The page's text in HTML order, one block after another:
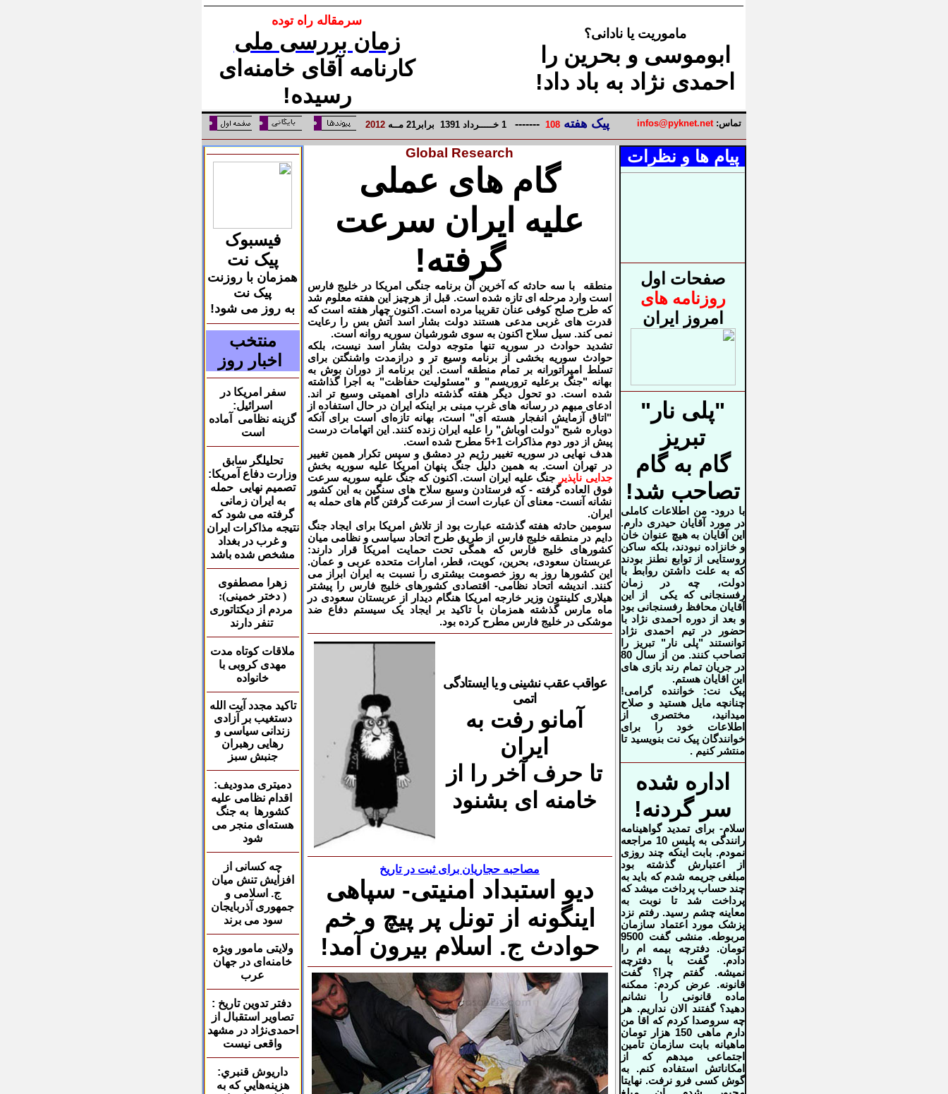
سرمقاله راه توده
زمان بررسی ملی
کارنامه آقای خامنه‌ای
رسیده!
ماموریت یا نادانی؟
ابوموسی و بحرین را
احمدی نژاد به باد داد!
پیک هفته 108
-------
1 خـــــرداد 1391 برابر21 مــه 2012 تماس:infos@pyknet.net
فیسبوک
پیک نت
همزمان با روزنت
پیک نت
به روز می شود!
منتخب
اخبار روز
سفر امریکا در
اسرائیل:
گزینه نظامی آماده
است
تحلیلگر سابق
وزارت دفاع آمریکا:
تصمیم نهایی حمله
به ایران زمانی
گرفته می شود که
نتیجه مذاکرات ایران
و غرب در بغداد
مشخص شده باشد
زهرا مصطفوی
( دختر خمینی):
مردم از دیکتاتوری
تنفر دارند
ملاقات کوتاه مدت
مهدی کروبی با
خانواده
تاکید مجدد آیت الله
دستغیب بر آزادی
زندانی سیاسی و
رهایی رهبران
جنبش سبز
دمیتری مدودیف:
اقدام نظامی علیه
کشورها به جنگ
هسته‌ای منجر می
شود
چه کسانی از
افزایش تنش‌ میان
ج. اسلامی و
جمهوری آذربایجان
سود می برند
ولایتی مامور ویژه
خامنه‌ای در جهان
عرب
دفتر تدوین تاریخ :
تصاویر استقبال از
احمدی‌نژاد در مشهد
واقعی نیست
داريوش قنبري:
هزينه‌هايي كه به
Global Research
گام های عملی
علیه ایران سرعت
گرفته!
منطقه با سه حادثه که آخرین آن برنامه جنگی امریکا در خلیج فارس
است وارد مرحله ای تازه شده است. قبل از هرچیز این هفته معلوم شد
که طرح صلح کوفی عنان تقریبا مرده است. اکنون چهار هفته است که
قدرت های غربی مدعی هستند دولت بشار اسد آتش بس را رعایت
نمی کند. سیل سلاح اکنون به سوی شورشیان سوریه روانه است.
تشدید حوادث در سوریه تنها متوجه دولت بشار اسد نیست، بلکه
حوادث سوریه بخشی از برنامه وسیع تر و درازمدت واشنگتن برای
تسلط امپراتورانه بر تمام منطقه است. این برنامه از دوران بوش به
بهانه "جنگ برعلیه تروریسم" و "مسئولیت حفاظت" به اجرا گذاشته
شده است. دو تحول دیگر هفته گذشته دارای اهمیتی وسیع تر اند.
ادعای مبهم در رسانه های غرب مبنی بر اینکه ایران در حال استفاده از
"اتاق آزمایش انفجار هسته ای" است، بهانه تازه‌ای است برای آنکه
دوباره شبح "دولت اوباش" را علیه ایران زنده کنند. این اتهامات درست
پیش از دور دوم مذاکرات 1+5 مطرح شده است.
هدف نهایی در سوریه تغییر رژیم در دمشق و سپس تکرار همین تغییر
در تهران است. به همین دلیل جنگ پنهان امریکا علیه سوریه بخش
جدایی ناپذیر جنگ علیه ایران است. اکنون که جنگ علیه سوریه سرعت
فوق العاده گرفته - که فرستادن وسیع سلاح های سنگین به این کشور
نشانه آنست- معنای آن عبارت است از سرعت گرفتن گام های حمله به
ایران.
سومین حادثه هفته گذشته عبارت بود از تلاش امریکا برای ایجاد جنگ
دایم در منطقه خلیج فارس از طریق طرح اتحاد سیاسی و نظامی میان
کشورهای خلیج فارس که همگی تحت حمایت امریکا قرار دارند:
عربستان سعودی، بحرین، کویت، قطر، امارات متحده عربی و عمان.
این کشورها روز به روز خصومت بیشتری را نسبت به ایران ابراز می
کنند. اندیشه اتحاد نظامی- اقتصادی کشورهای خلیج فارس را پیشتر
هیلاری کلینتون وزیر خارجه امریکا هنگام دیدار از عربستان سعودی در
ماه مارس گذشته همزمان با تاکید بر ایجاد یک سیستم دفاع ضد
موشکی در خلیج فارس مطرح کرده بود.
عواقب عقب نشینی و یا ایستادگی
اتمی
آمانو رفت به
ایران
تا حرف آخر را از
خامنه ای بشنود
مصاحبه حجاریان برای ثبت در تاریخ
دیو استبداد
امنیتی- سپاهی
اینگونه از تونل پر پیچ و خم
حوادث ج. اسلام بیرون آمد!
پیام ها و نظرات
صفحات اول
روزنامه های
امروز ایران
"پلی نار"
تبریز
گام به گام
تصاحب شد!
با درود- من اطلاعات کاملی
در مورد آقایان حیدری دارم.
این آقایان به هیچ عنوان خان
و خانزاده نبودند، بلکه ساکن
روستایی از توابع نطنز بودند
که به علت داشتن روابط با
دولت، چه در زمان
رفسنجانی که یکی از این
آقایان محافظ رفسنجانی بود
و بعد از دوره احمدی نژاد با
حضور در تیم احمدی نژاد
توانستند "پلی نار" تبریز را
تصاحب کنند. من از سال 80
در جریان تمام رند بازی های
این اقایان هستم.
پیک نت: خواننده گرامی!
چنانچه مایل هستید و صلاح
میدانید، مختصری از
اطلاعات خود را برای
خوانندگان پیک نت بنویسید تا
منتشر کنیم .
اداره شده
سر گردنه!
سلام- برای تمدید گواهینامه
رانندگی به پلیس 10 مراجعه
نمودم. بابت اینکه چند روزی
از اعتبارش گذشته بود
مبلغی جریمه شدم که باید به
چند حساب پرداخت میشد که
پرداخت شد تا
نوبت به
معاینه چشم رسید. رفتم نزد
پزشک مورد اعتماد سازمان
مربوطه.
منشی گفت 9500
تومان. دفترچه بیمه ام را
دادم. گفت با دفترچه
نمیشه.
گفتم چرا؟ گفت
قانونه. عرض کردم: ممکنه
ماده قانونی را نشانم
دهید؟ گفتند الان نداریم. هر
چه سروصدا کردم که اقا من
دارم ماهی 150
هزار تومان
ماهیانه بابت سازمان تامین
اجتماعی میدهم که از
امکاناتش
استفاده کنم. به
گوش کسی فرو نرفت. نهایتا